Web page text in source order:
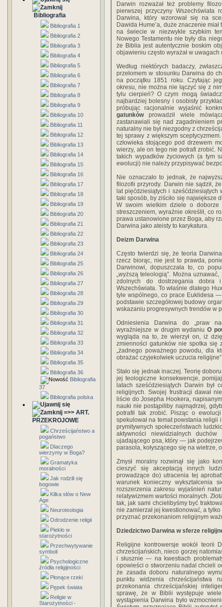
Bibliografia
Bibliografia 1
Bibliografia 2
Bibliografia 3
Bibliografia 4
Bibliografia 5
Bibliografia 6
Bibliografia 7
Bibliografia 8
Bibliografia 9
Bibliografia 10
Bibliografia 11
Bibliografia 12
Bibliografia 13
Bibliografia 14
Bibliografia 15
Bibliografia 16
Bibliografia 17
Bibliografia 18
Bibliografia 19
Bibliografia 20
Bibliografia 21
Bibliografia 22
Bibliografia 23
Bibliografia 24
Bibliografia 25
Bibliografia 26
Bibliografia 27
Bibliografia 28
Bibliografia 29
Bibliografia 30
Bibliografia 31
Bibliografia 32
Bibliografia 33
Bibliografia 34
Bibliografia 35
Bibliografia 36
Bibliografia
37
Bibliografia polska
=>> ART.
PRZEKROJOWE
Chrześcijaństwo a
pogaństwo
Dlaczego
wierzymy w Boga?
Gramatyka
moralności
Jak rodzili się
bogowie
Kilka słów o New
Age
Neuroteologia
Odrodzenie religii
Piekło w
starożytności
Przechwytywanie
symboli
Psychologiczne
źródła religijności
Płonące rzeki
Pępek świata
Religie w
Starożytności -
Darwin rozważał też problemy
pierwszej przyczyny
Darwina, który wzorował się na
Dawida Hume’a, duże znaczenie
na świecie w niezwykle szybkim
Nowego Testamentu nie były dla
że Biblia jest autentycznie boskim
objawieniu często wyrażał w
Według niektórych badaczy,
przełomem w stosunku Darwina do
na początku 1851 roku. Czytając
okresu, nie można nie łączyć się z
tylu cierpień? O czym mogą
najbardziej bolesny i osobisty
próbując racjonalnie wyjaśnić
gatunkówprowadził wiele
zastanawiali się nad zagadnieniem
naturalny nie był niezgodny z
tej sprawy z większym
człowieka stojącego pod drzewem
wierzy, ale on tego nie potrafi zrobić.
takich wypadków życiowych (a tym
ewolucji) nie należy przypisywać
Nie oznaczało to jednak, że
filozofii przyrody. Darwin nie sądził,
lat pięćdziesiątych i sześćdziesiątych
taki sposób, by ziściło się
W swoim wielkim dziele o doborze
streszczeniem, wyraźnie określił, co
prawa ustanowione przez Boga, aby
Darwina jako ateisty to karykatura.
Deizm Darwina
Często twierdzi się, że teoria
rzecz biorąc, nie jest to prawda,
Darwinowi, dopuszczała to, co
„wyższą teleologią”. Można
zdolnych do dostrzegania dobra
Wszechświata. To właśnie dlatego
tyle wspólnego, co prace Euklidesa
podstawie szczegółowej budowy
wskazaniu progresywnych trendów w
Odniesienia Darwina do „praw
wyraźniejsze w drugim wydaniuO
wygląda na to, że wierzył on, iż
zmienności gatunków nie spotka się
„żadnego poważnego powodu, dla
obrażać czyjekolwiek uczucia
Stało się jednak inaczej. Teorię
jej teologiczne konsekwencje,
latach sześćdziesiątych Darwin był
religijnych. Swojej frustracji dawał
liście do Josepha Hookera,
nauki nie postąpiliby najmądrzej,
potrafił tak zrobić. Pisząc o
spekulował na temat powstania religii
prymitywnych społeczeństwach
aktywności niewidzialnych
ujadającego psa, który — jak
parasola, kołyszącego się na wietrze,
Zmysł moralny rozwinął się jako
cieszyć się akceptacją innych
prowadzące do) utracenia tej
warunek konieczny wykształcenia
rozszerzenia zakresu wyjaśnień
relatywizmem wartości moralnych.
tak, jak sami chcielibyśmy być
nie zamierzał jej kwestionować, a
przyznać przekonaniom religijnym
Dziedzictwo Darwina w sferze
Religijne kontrowersje wokół teorii
chrześcijańskich, nieco gorzej
i słusznie — na kwestiach
opowieści o stworzeniu nadal chcieli
że zasada doboru naturalnego
punktu widzenia chrześcijaństwa
przekonania chrześcijańskiej
sprawę, że w Biblii występuje
wystąpienia Darwina było